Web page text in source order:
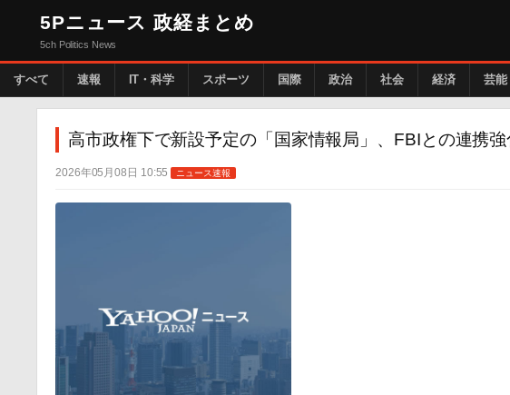
5Pニュース 政経まとめ
5ch Politics News
すべて 速報 IT・科学 スポーツ 国際 政治 社会 経済 芸能
高市政権下で新設予定の「国家情報局」、FBIとの連携強
2026年05月08日 10:55 ニュース速報